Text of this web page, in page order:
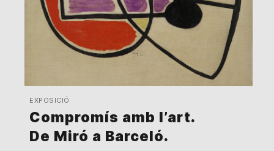
EXPOSICIÓ
Compromís amb l’art.
De Miró a Barceló.